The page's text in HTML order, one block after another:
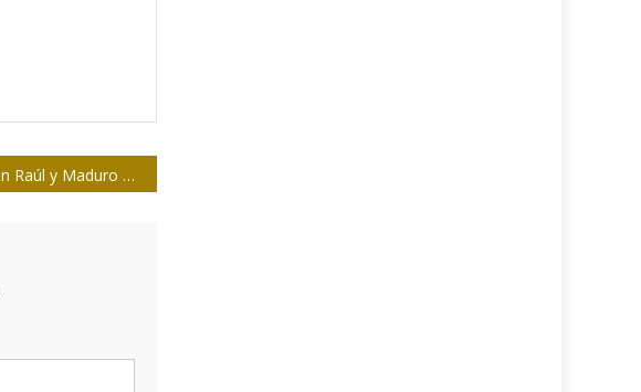
Presiden Raúl y Maduro acto de solidaridad con Venezuela